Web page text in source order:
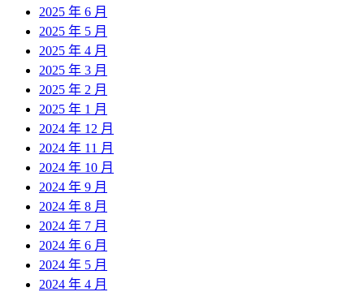
2025 年 6 月
2025 年 5 月
2025 年 4 月
2025 年 3 月
2025 年 2 月
2025 年 1 月
2024 年 12 月
2024 年 11 月
2024 年 10 月
2024 年 9 月
2024 年 8 月
2024 年 7 月
2024 年 6 月
2024 年 5 月
2024 年 4 月